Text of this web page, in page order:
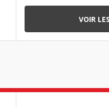
VOIR